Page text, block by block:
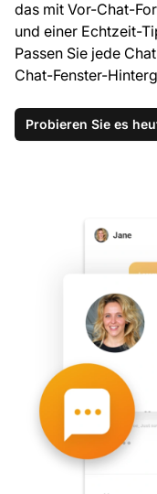
das mit Vor-Chat-
und einer Echtzeit-
Passen Sie jede
Chat-Fenster-
Probieren Sie es